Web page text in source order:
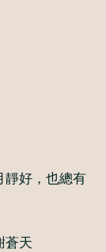
靜好，也總有
蒼天